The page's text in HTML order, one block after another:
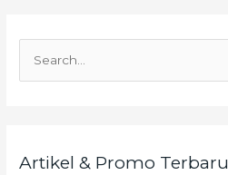
u
Artikel & Promo Terbaru